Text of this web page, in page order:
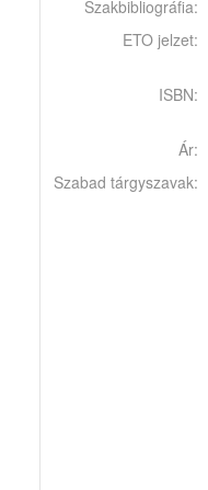
Szakbibliográfia:
ETO jelzet:
ISBN:
Ár:
Szabad tárgyszavak: